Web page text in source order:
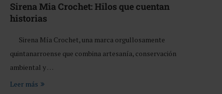
Sirena Mia Crochet: Hilos que cuentan
historias
Sirena Mía Crochet, una marca orgullosamente
quintanarroense que combina artesanía, conservación
ambiental y …
Leer más